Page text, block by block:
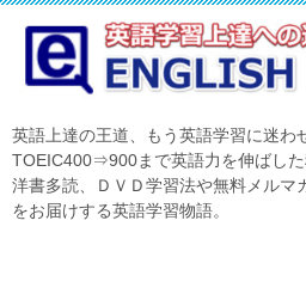
英語上達の王道、もう英語学習に迷わ
TOEIC400⇒900まで英語力を伸ばした
洋書多読、ＤＶＤ学習法や無料メルマ
をお届けする英語学習物語。